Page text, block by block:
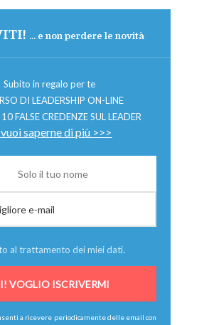
... e non perdere le novità
Subito in regalo per te
DI LEADERSHIP ON-LINE
FALSE CREDENZE SUL LEADER
vuoi saperne di più >>>
al trattamento dei miei dati.
a ricevere periodicamente delle email con